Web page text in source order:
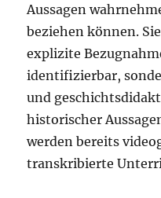
Aussagen
beziehen können.
explizite
identifizierbar,
und
historischer
werden bereits
transkribierte